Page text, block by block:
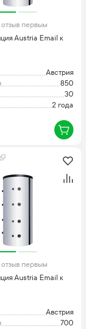
первым
Austria Email к
Австрия
850
30
2 года
первым
Austria Email к
Австрия
700